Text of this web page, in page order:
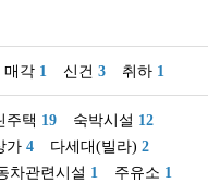
매각 1 신건 3 취하 1
주택 19 숙박시설 12
가 4 다세대(빌라) 2
차관련시설 1 주유소 1